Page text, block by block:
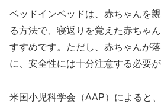
ベッドインベッドは、赤ちゃんを
る方法で、寝返りを覚えた赤ちゃ
すすめです。ただし、赤ちゃんが
に、安全性には十分注意する必要が
米国小児科学会（AAP）によると